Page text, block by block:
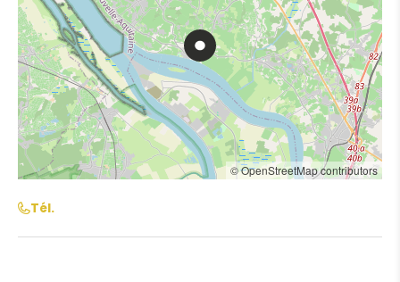
© OpenStreetMap contributors
Tél.